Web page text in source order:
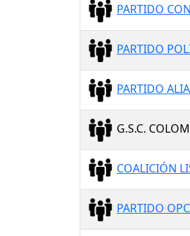
PARTIDO
PARTIDO
PARTIDO
G.S.C.
COALICIÓN
PARTIDO